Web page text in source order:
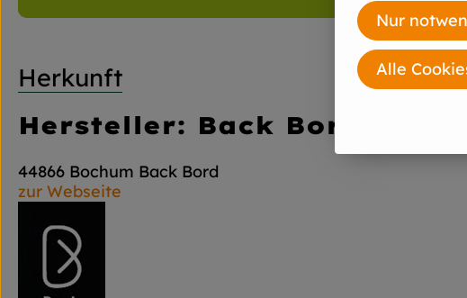
Herkunft
Hersteller: Back Bord
44866 Bochum Back Bord
zur Webseite
Nur
Alle